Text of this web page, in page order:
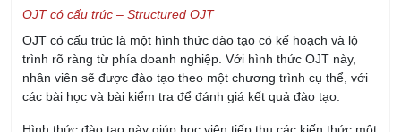
OJT có cấu trúc – Structured OJT
OJT có cấu trúc là một hình thức đào tạo có kế hoạch và lộ
trình rõ ràng từ phía doanh nghiệp. Với hình thức OJT này,
nhân viên sẽ được đào tạo theo một chương trình cụ thể, với
các bài học và bài kiểm tra để đánh giá kết quả đào tạo.
Hình thức đào tạo này giúp học viên tiếp thu các kiến thức một